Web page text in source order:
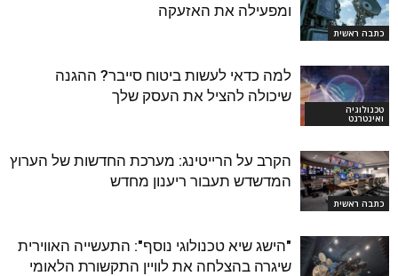
כתבה ראשית
ומפעילה את האזעקה
טכנולוגיה
ואינטרנט
למה כדאי לעשות ביטוח סייבר? ההגנה
שיכולה להציל את העסק שלך
כתבה ראשית
הקרב על הרייטינג: מערכת החדשות של הערוץ
המדשדש תעבור ריענון מחדש
"הישג שיא טכנולוגי נוסף": התעשייה האווירית
שיגרה בהצלחה את לוויין התקשורת הלאומי